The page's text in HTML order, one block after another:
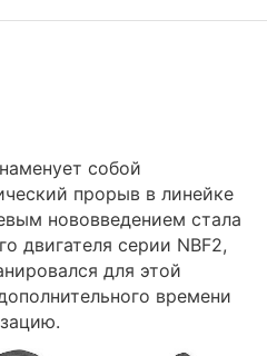
собой
прорыв в линейке
нововведением стала
двигателя серии NBF2,
для этой
времени